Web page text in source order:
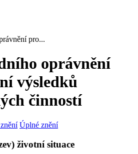
pro...
oprávnění
výsledků
činností
Úplné znění
životní situace